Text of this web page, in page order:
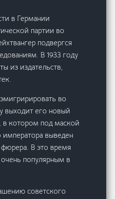
в Германии
партии во
подвергся
В 1933 году
из издательств,
во
выходит его новый
, в котором под маской
выведен
В это время
очень популярным в
советского